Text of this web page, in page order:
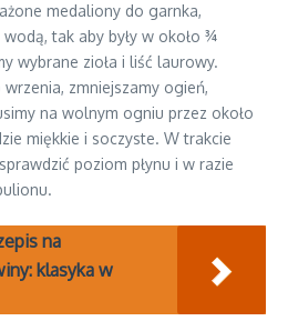
medaliony do garnka,
tak aby były w około ¾
wybrane zioła i liść laurowy.
zmniejszamy ogień,
na wolnym ogniu przez około
miękkie i soczyste. W trakcie
poziom płynu i w razie
na
klasyka w